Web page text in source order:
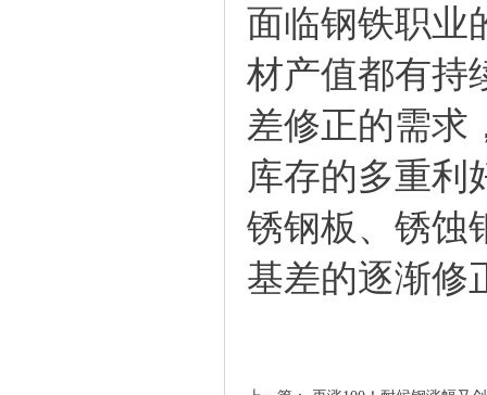
面临钢铁职业
材产值都有持
差修正的需求
库存的多重利
锈钢板、 锈蚀
基差的逐渐修